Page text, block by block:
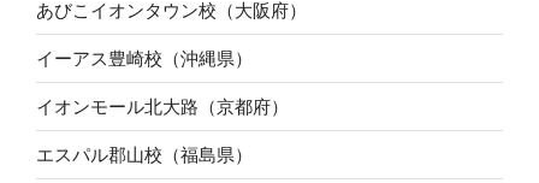
あびこイオンタウン校（大阪府）
イーアス豊崎校（沖縄県）
イオンモール北大路（京都府）
エスパル郡山校（福島県）